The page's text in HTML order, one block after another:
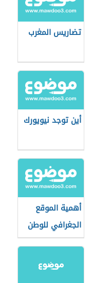
تضاريس المغرب
أين توجد نيويورك
أهمية الموقع
الجغرافي للوطن
العربي